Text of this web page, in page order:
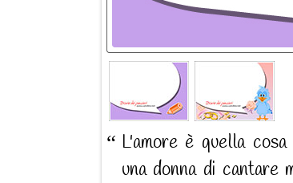
L'amore è quella
una donna di cantare